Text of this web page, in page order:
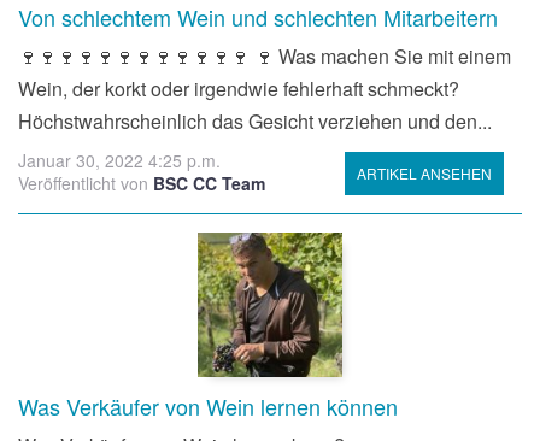
Von schlechtem Wein und schlechten Mitarbeitern
🍷🍷🍷🍷🍷🍷🍷🍷🍷🍷🍷🍷 🍷 Was machen Sie mit einem
Wein, der korkt oder irgendwie fehlerhaft schmeckt?
Höchstwahrscheinlich das Gesicht verziehen und den...
ARTIKEL ANSEHEN
Januar 30, 2022 4:25 p.m.
Veröffentlicht von BSC CC Team
Was Verkäufer von Wein lernen können